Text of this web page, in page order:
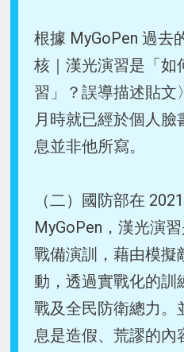
根據 MyGoPen 過去
核｜漢光演習是「如
習」？誤導描述貼文
月時就已經於個人
息並非他所寫。
（二）國防部在
MyGoPen，漢光演
戰備演訓，藉由模擬
動，透過實戰化的訓
戰及全民防衛總力。
息是造假、荒謬的內